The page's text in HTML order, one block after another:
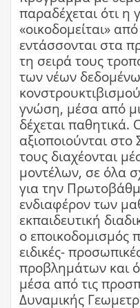
παραδέχεται ότι η
«οικοδομείται»
εντάσσονται στα
τη σειρά τους
των νέων
γνώση, μέσα από
δέχεται παθητικά.
αξιοποιούνται
τους διαχέονται
μοντέλων, σε όλα
για την
ενδιαφέρον των
εκπαιδευτική
ο εποικοδομισμός
ειδικές-
προβλημάτων και
μέσα από τις
Δυναμικής